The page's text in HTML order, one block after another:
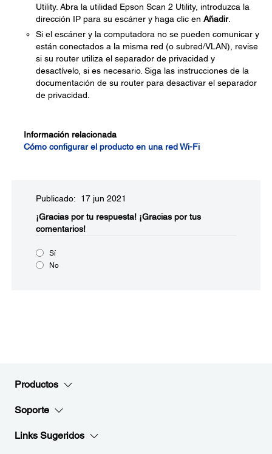
Utility. Abra la utilidad Epson Scan 2 Utility, introduzca la
dirección IP para su escáner y haga clic en Añadir.
Si el escáner y la computadora no se pueden comunicar y
están conectados a la misma red (o subred/VLAN), revise
si su router utiliza el separador de privacidad y
desactívelo, si es necesario. Siga las instrucciones de la
documentación de su router para desactivar el separador
de privacidad.
Información relacionada
Cómo configurar el producto en una red Wi-Fi
Publicado: 17 jun 2021
¡Gracias por tu respuesta! ¡Gracias por tus
comentarios!
Sí
No
Productos
Soporte
Links Sugeridos